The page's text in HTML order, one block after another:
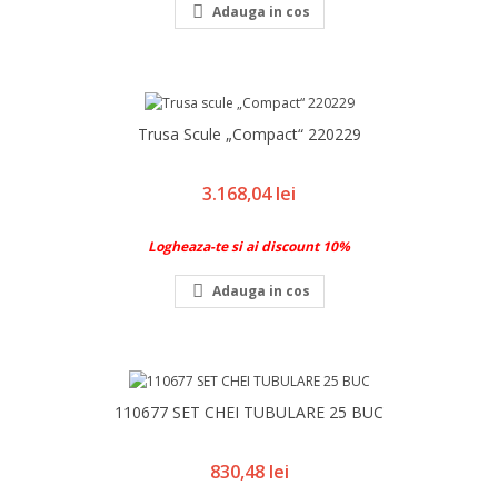
 Adauga in cos
Trusa Scule „Compact“ 220229
Pret
3.168,04 lei
Logheaza-te si ai discount 10%
 Adauga in cos
110677 SET CHEI TUBULARE 25 BUC
Pret
830,48 lei